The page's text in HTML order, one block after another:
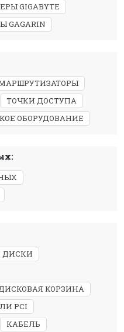
GIGABYTE
GAGARIN
ТОЧКИ ДОСТУПА
ОБОРУДОВАНИЕ
ДИСКИ
КОРЗИНА
PCI
КАБЕЛЬ